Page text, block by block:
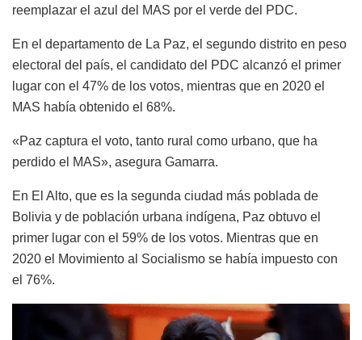
reemplazar el azul del MAS por el verde del PDC.
En el departamento de La Paz, el segundo distrito en peso
electoral del país, el candidato del PDC alcanzó el primer
lugar con el 47% de los votos, mientras que en 2020 el
MAS había obtenido el 68%.
«Paz captura el voto, tanto rural como urbano, que ha
perdido el MAS», asegura Gamarra.
En El Alto, que es la segunda ciudad más poblada de
Bolivia y de población urbana indígena, Paz obtuvo el
primer lugar con el 59% de los votos. Mientras que en
2020 el Movimiento al Socialismo se había impuesto con
el 76%.